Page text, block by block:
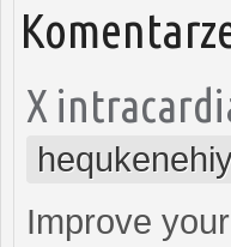
X
Improve